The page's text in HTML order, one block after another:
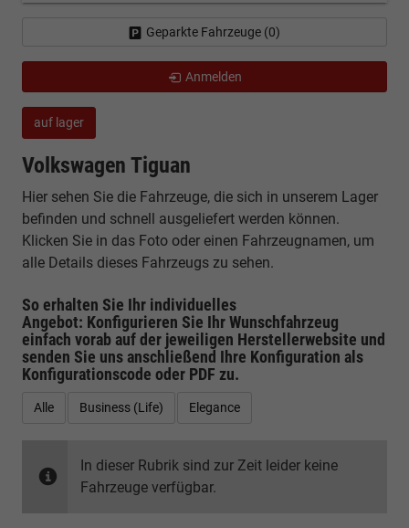
auf lager
Volkswagen Tiguan
Hier sehen Sie die Fahrzeuge, die sich in unserem Lager
befinden und schnell ausgeliefert werden können.
Klicken Sie in das Foto oder einen Fahrzeugnamen, um
alle Details dieses Fahrzeugs zu sehen.
So erhalten Sie Ihr individuelles
Angebot: Konfigurieren Sie Ihr Wunschfahrzeug
einfach vorab auf der jeweiligen Herstellerwebsite und
senden Sie uns anschließend Ihre Konfiguration als
Konfigurationscode oder PDF zu.
Alle Business (Life) Elegance
In dieser Rubrik sind zur Zeit leider keine
Fahrzeuge verfügbar.
Geparkte Fahrzeuge (0)
Anmelden